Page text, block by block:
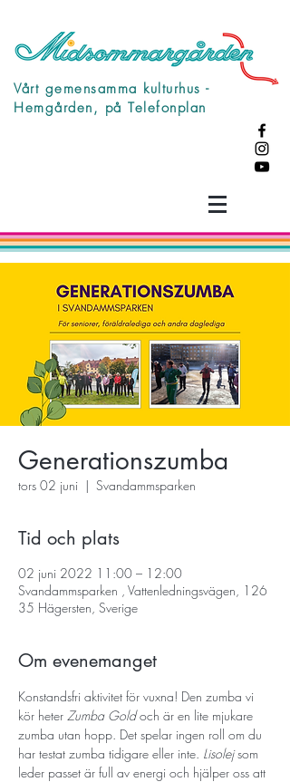
Vårt gemensamma kulturhus -
Hemgården, på Telefonplan
Generationszumba
tors 02 juni
  |
Svandammsparken
Tid och plats
02 juni 2022 11:00 – 12:00
Svandammsparken , Vattenledningsvägen, 126
35 Hägersten, Sverige
Om evenemanget
Konstandsfri aktivitet för vuxna! Den zumba vi
kör heter Zumba Gold och är en lite mjukare
zumba utan hopp. Det spelar ingen roll om du
har testat zumba tidigare eller inte. Lisolej som
leder passet är full av energi och hjälper oss att